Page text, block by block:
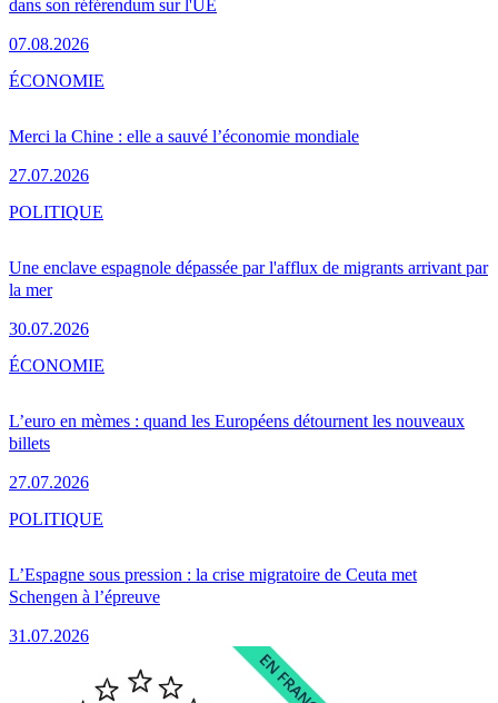
dans son référendum sur l'UE
07.08.2026
Merci la Chine : elle a sauvé l’économie mondiale
27.07.2026
ÉCONOMIE
Une enclave espagnole dépassée par l'afflux de migrants arrivant par
la mer
30.07.2026
POLITIQUE
L’euro en mèmes : quand les Européens détournent les nouveaux
billets
27.07.2026
ÉCONOMIE
L’Espagne sous pression : la crise migratoire de Ceuta met
Schengen à l’épreuve
31.07.2026
POLITIQUE